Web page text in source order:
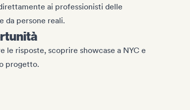
ai professionisti delle
da persone reali.
le risposte, scoprire showcase a NYC e
progetto.